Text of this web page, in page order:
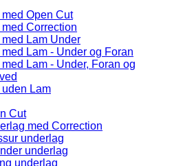
med Open Cut
med Correction
med Lam Under
med Lam - Under og Foran
med Lam - Under, Foran og
uden Lam
Cut
med Correction
underlag
underlag
underlag